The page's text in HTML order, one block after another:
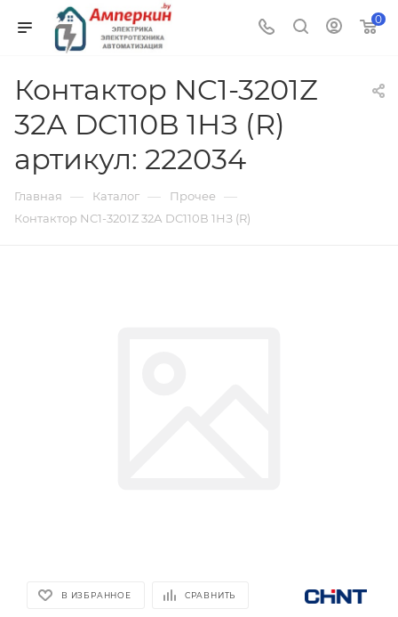
0
Контактор NC1-3201Z
32А DC110В 1НЗ (R)
артикул: 222034
Главная — Каталог — Прочее —
Контактор NC1-3201Z 32А DC110В 1НЗ (R)
В ИЗБРАННОЕ СРАВНИТЬ